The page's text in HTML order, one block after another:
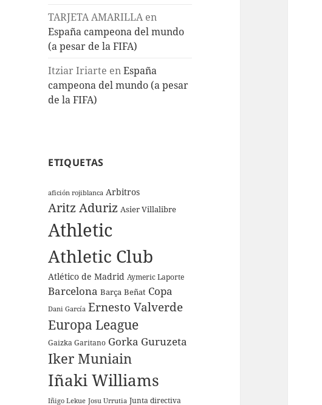
TARJETA AMARILLAen
España campeona del mundo
(a pesar de la FIFA)
Itziar Iriarte enEspaña
campeona del mundo (a pesar
de la FIFA)
ETIQUETAS
afición rojiblanca Arbitros
Aritz Aduriz Asier Villalibre
Athletic
Athletic Club
Atlético de Madrid Aymeric Laporte
Barcelona Barça Beñat Copa
Dani García Ernesto Valverde
Europa League
Gaizka Garitano Gorka Guruzeta
Iker Muniain
Iñaki Williams
Iñigo Lekue Josu Urrutia Junta directiva